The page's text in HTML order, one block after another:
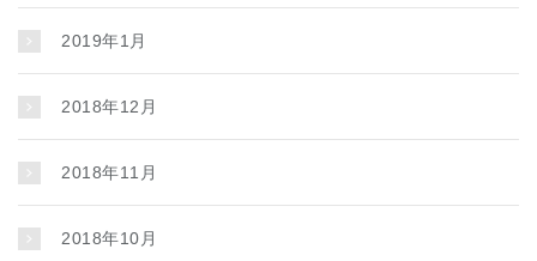
2019年1月
2018年12月
2018年11月
2018年10月